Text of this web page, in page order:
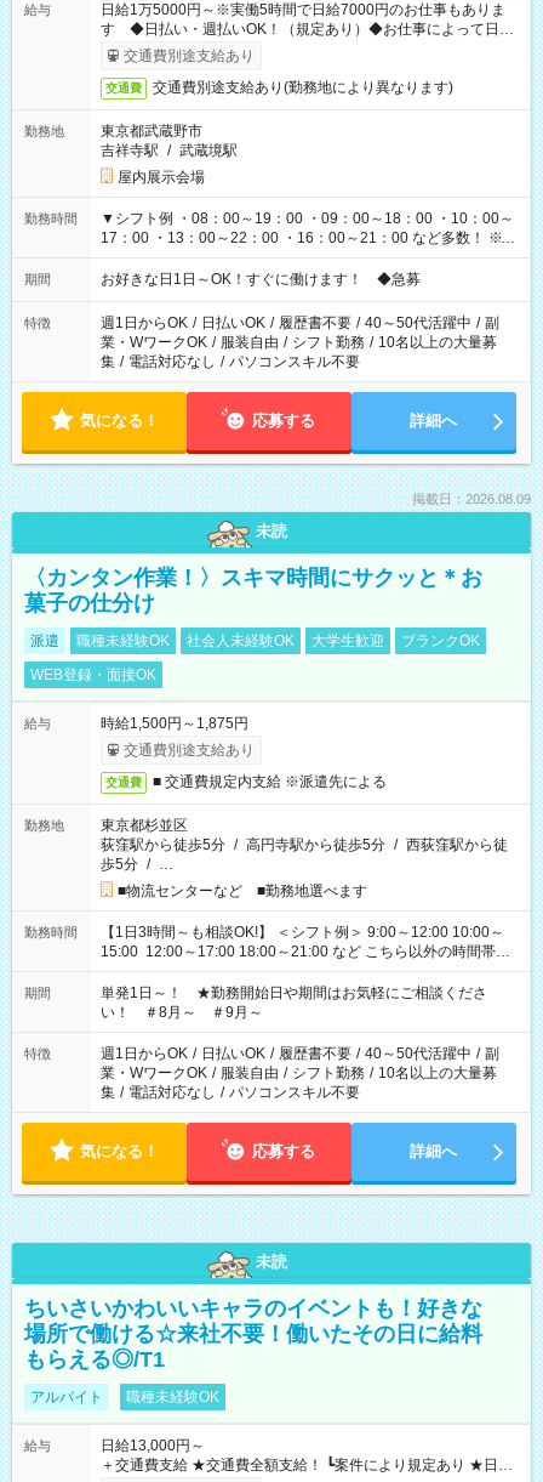
給与
日給1万5000円～※実働5時間で日給7000円のお仕事もありま
す ◆日払い・週払いOK！（規定あり）◆お仕事によって日給
も異なります
交通費別途支給あり
交通費 交通費別途支給あり(勤務地により異なります)
勤務地
東京都武蔵野市
吉祥寺駅 / 武蔵境駅
屋内展示会場
勤務時間
▼シフト例 ・08：00～19：00 ・09：00～18：00 ・10：00～
17：00 ・13：00～22：00 ・16：00～21：00 など多数！ ※お
仕事により勤務時間が異なります
期間 お好きな日1日～OK！すぐに働けます！ ◆急募
特徴 週1日からOK / 日払いOK / 履歴書不要 / 40～50代活躍中 / 副
業・WワークOK / 服装自由 / シフト勤務 / 10名以上の大量募
集 / 電話対応なし / パソコンスキル不要
気になる！ 応募する 詳細へ
掲載日：2026.08.09
未読
〈カンタン作業！〉スキマ時間にサクッと＊お
菓子の仕分け
派遣 職種未経験OK 社会人未経験OK 大学生歓迎
ブランクOK
WEB登録・面接OK
給与
時給1,500円～1,875円
交通費別途支給あり
交通費 ■ 交通費規定内支給 ※派遣先による
勤務地
東京都杉並区
荻窪駅から徒歩5分 / 高円寺駅から徒歩5分 / 西荻窪駅から徒
歩5分 / …
■物流センターなど ■勤務地選べます
勤務時間
【1日3時間～も相談OK!】 ＜シフト例＞ 9:00～12:00 10:00～
15:00 12:00～17:00 18:00～21:00 など こちら以外の時間帯も
お気軽にご相談ください！
期間
単発1日～！ ★勤務開始日や期間はお気軽にご相談くださ
い！ ＃8月～ ＃9月～
特徴 週1日からOK / 日払いOK / 履歴書不要 / 40～50代活躍中 / 副
業・WワークOK / 服装自由 / シフト勤務 / 10名以上の大量募
集 / 電話対応なし / パソコンスキル不要
気になる！ 応募する 詳細へ
未読
ちいさいかわいいキャラのイベントも！好きな
場所で働ける☆来社不要！働いたその日に給料
もらえる◎/T1
アルバイト 職種未経験OK
給与
日給13,000円～
＋交通費支給 ★交通費全額支給！ ┗案件により規定あり ★日払